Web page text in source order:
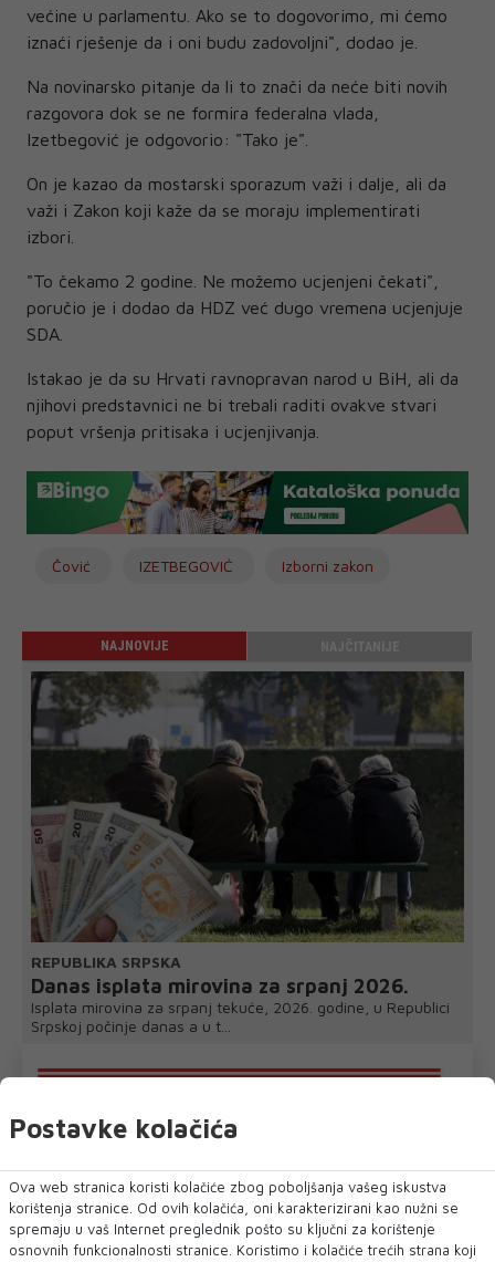
većine u parlamentu. Ako se to dogovorimo, mi ćemo
iznaći rješenje da i oni budu zadovoljni", dodao je.
Na novinarsko pitanje da li to znači da neće biti novih
razgovora dok se ne formira federalna vlada,
Izetbegović je odgovorio: "Tako je".
On je kazao da mostarski sporazum važi i dalje, ali da
važi i Zakon koji kaže da se moraju implementirati
izbori.
"To čekamo 2 godine. Ne možemo ucjenjeni čekati",
poručio je i dodao da HDZ već dugo vremena ucjenjuje
SDA.
Istakao je da su Hrvati ravnopravan narod u BiH, ali da
njihovi predstavnici ne bi trebali raditi ovakve stvari
poput vršenja pritisaka i ucjenjivanja.
Čović IZETBEGOVIĆ Izborni zakon
NAJNOVIJE
REPUBLIKA SRPSKA
Danas isplata mirovina za srpanj 2026.
Isplata mirovina za srpanj tekuće, 2026. godine, u Republici
Srpskoj počinje danas a u t...
Postavke kolačića
Ova web stranica koristi kolačiće zbog poboljšanja vašeg iskustva
korištenja stranice. Od ovih kolačića, oni karakterizirani kao nužni se
spremaju u vaš Internet preglednik pošto su ključni za korištenje
osnovnih funkcionalnosti stranice. Koristimo i kolačiće trećih strana koji